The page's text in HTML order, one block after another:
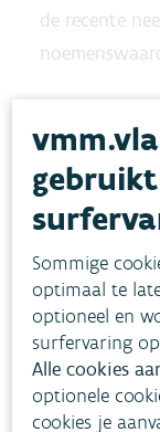
de recente
houden
In
normale en
Maar door de
maanden
dan normaal
48%
Sommige
optimaal te
optioneel en
surfervaring
Alle cookies
optionele
cookies je